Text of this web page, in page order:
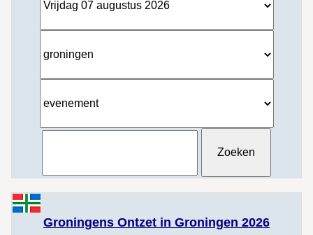
Groningens Ontzet in Groningen 2026